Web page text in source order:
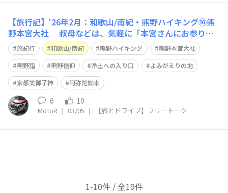
【旅行記】'26年2月：和歌山/南紀・熊野ハイキング⑩熊
野本宮大社 叔母などは、気軽に「本宮さんにお参りに
行こか」と言います それもそのはず、中辺路の自宅から
クルマなら30分も掛からない距離なので よく連れて行っ
て貰った、覚えがあります🙂 今回は熊野古道を辿っての
「熊野詣」 新たな気持ちで、参拝
旅紀行 和歌山/南紀 熊野ハイキング
熊野本宮大社
熊野詣
熊野信仰 浄土への入り口
よみがえりの地
家都美御子神
阿弥陀如来
6 10
MotoR | 03/05 | 【旅とドライブ】フリートーク
1-10件 / 全19件